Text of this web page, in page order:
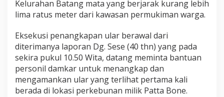
c
a
a
t
a
B
o
n
Kelurahan Batang mata yang berjarak kurang lebih
lima ratus meter dari kawasan permukiman warga.
Eksekusi penangkapan ular berawal dari
diterimanya laporan Dg. Sese (40 thn) yang pada
sekira pukul 10.50 Wita, datang meminta bantuan
personil damkar untuk menangkap dan
mengamankan ular yang terlihat pertama kali
berada di lokasi perkebunan milik Patta Bone.